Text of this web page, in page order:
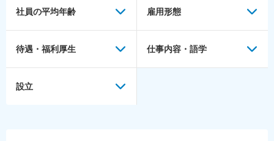
社員の平均年齢 雇用形態
待遇・福利厚生 仕事内容・語学
設立